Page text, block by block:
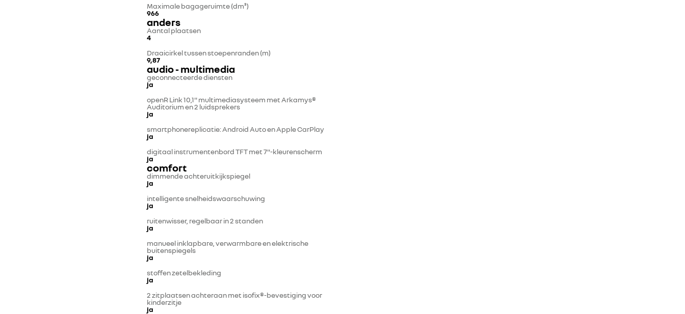
Maximale bagageruimte (dm³)
966
anders
Aantal plaatsen
4
Draaicirkel tussen stoepenranden (m)
9,87
audio - multimedia
geconnecteerde diensten
ja
openR Link 10,1'' multimediasysteem met Arkamys®
Auditorium en 2 luidsprekers
ja
smartphonereplicatie: Android Auto en Apple CarPlay
ja
digitaal instrumentenbord TFT met 7"-kleurenscherm
ja
comfort
dimmende achteruitkijkspiegel
ja
intelligente snelheidswaarschuwing
ja
ruitenwisser, regelbaar in 2 standen
ja
manueel inklapbare, verwarmbare en elektrische
buitenspiegels
ja
stoffen zetelbekleding
ja
2 zitplaatsen achteraan met isofix®-bevestiging voor
kinderzitje
ja